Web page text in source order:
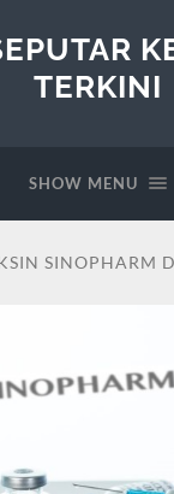
TERKINI
SHOW MENU
SINOPHARM